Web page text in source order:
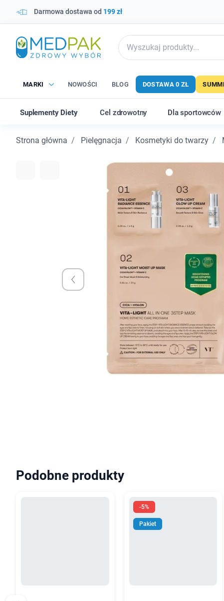
Darmowa dostawa od 199 zł
MARKI NOWOŚCI BLOG DOSTAWA 0 ZŁ
Suplementy Diety Cel zdrowotny Dla sportowców
Strona główna Pielęgnacja Kosmetyki do twarzy
Podobne produkty
-5%
Pakiet